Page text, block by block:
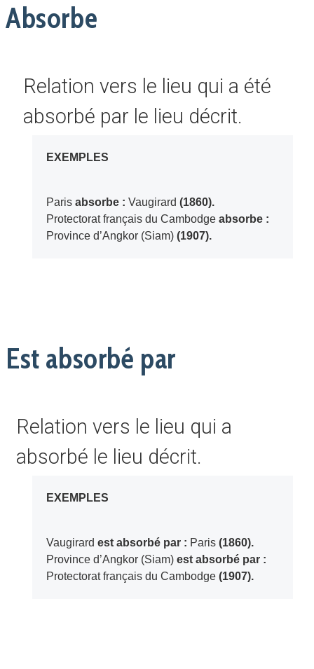
Absorbe
Relation vers le lieu qui a été
absorbé par le lieu décrit.
EXEMPLES
Parisabsorbe : Vaugirard (1860).
Protectorat français du Cambodgeabsorbe :
Province d’Angkor (Siam)(1907).
Est absorbé par
Relation vers le lieu qui a
absorbé le lieu décrit.
EXEMPLES
Vaugirard est absorbé par : Paris(1860).
Province d’Angkor (Siam)est absorbé par :
Protectorat français du Cambodge(1907).